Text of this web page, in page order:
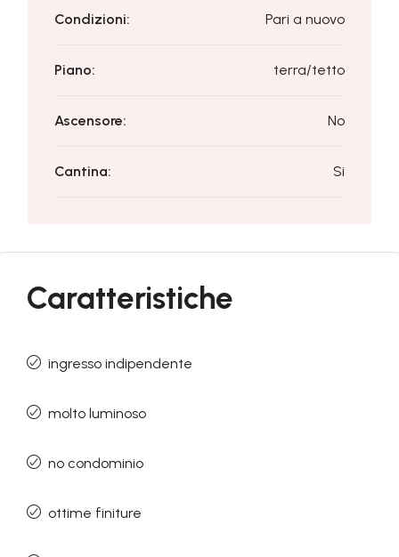
Condizioni: Pari a nuovo
Piano: terra/tetto
Ascensore: No
Cantina: Si
Caratteristiche
ingresso indipendente
molto luminoso
no condominio
ottime finiture